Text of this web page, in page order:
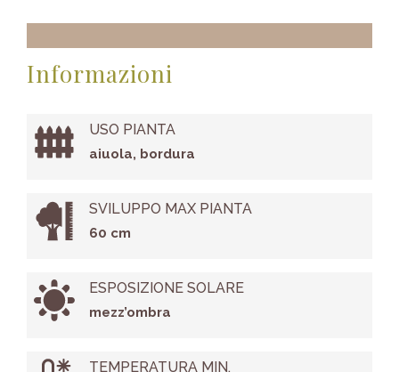
Informazioni
USO PIANTA
aiuola, bordura
SVILUPPO MAX PIANTA
60 cm
ESPOSIZIONE SOLARE
mezz’ombra
TEMPERATURA MIN.